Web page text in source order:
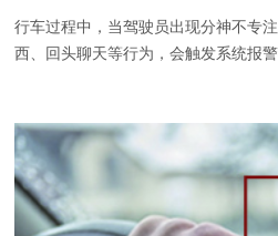
行车过程中，当驾驶员出现分神不专
西、回头聊天等行为，会触发系统报警